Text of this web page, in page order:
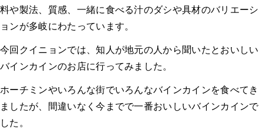
料や製法、質感、一緒に食べる汁のダシや具材のバリエーシ
ョンが多岐にわたっています。
今回クイニョンでは、知人が地元の人から聞いたとおいしい
バインカインのお店に行ってみました。
ホーチミンやいろんな街でいろんなバインカインを食べてき
ましたが、間違いなく今までで一番おいしいバインカインで
した。